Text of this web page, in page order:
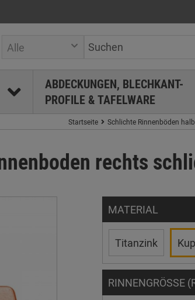
Alle
ABDECKUNGEN, BLECHKANT-
PROFILE & TAFELWARE
Startseite Schlichte Rinnenböden
rechts
MATERIAL
Titanzink
RINNENGRÖSSE